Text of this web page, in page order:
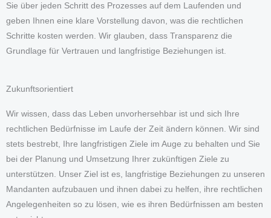
Sie über jeden Schritt des Prozesses auf dem Laufenden und
geben Ihnen eine klare Vorstellung davon, was die rechtlichen
Schritte kosten werden. Wir glauben, dass Transparenz die
Grundlage für Vertrauen und langfristige Beziehungen ist.
Zukunftsorientiert
Wir wissen, dass das Leben unvorhersehbar ist und sich Ihre
rechtlichen Bedürfnisse im Laufe der Zeit ändern können. Wir sind
stets bestrebt, Ihre langfristigen Ziele im Auge zu behalten und Sie
bei der Planung und Umsetzung Ihrer zukünftigen Ziele zu
unterstützen. Unser Ziel ist es, langfristige Beziehungen zu unseren
Mandanten aufzubauen und ihnen dabei zu helfen, ihre rechtlichen
Angelegenheiten so zu lösen, wie es ihren Bedürfnissen am besten